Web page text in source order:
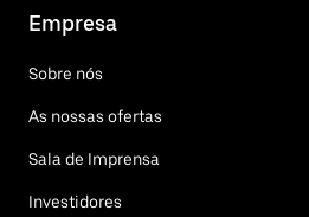
Empresa
Sobre nós
As nossas ofertas
Sala de Imprensa
Investidores